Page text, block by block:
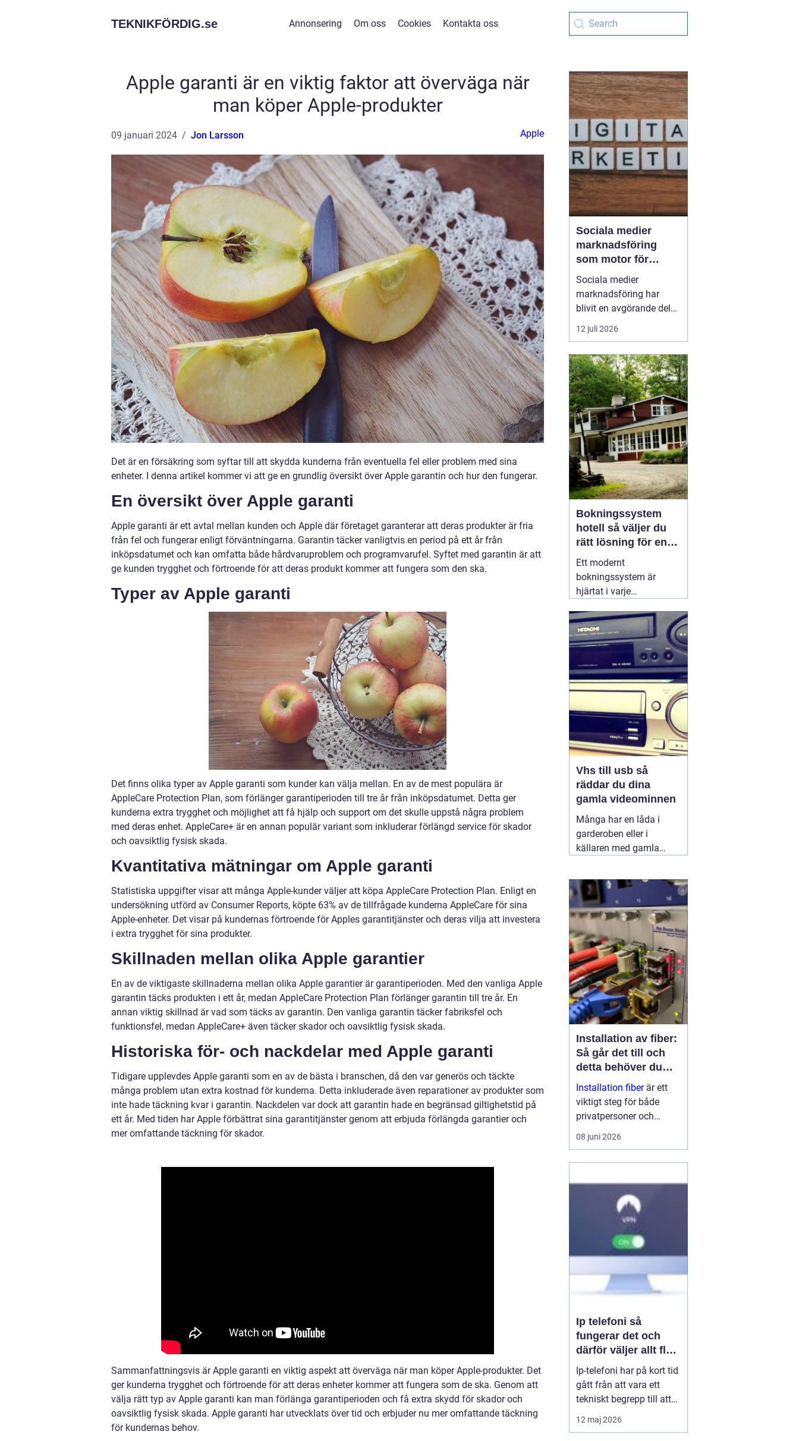
TEKNIKFÖRDIG.se Annonsering Om oss Cookies Kontakta oss
Apple garanti är en viktig faktor att överväga när
man köper Apple-produkter
09 januari 2024 Jon Larsson Apple
Det är en försäkring som syftar till att skydda kunderna från eventuella fel eller problem med sina
enheter. I denna artikel kommer vi att ge en grundlig översikt över Apple garantin och hur den fungerar.
En översikt över Apple garanti
Apple garanti är ett avtal mellan kunden och Apple där företaget garanterar att deras produkter är fria
från fel och fungerar enligt förväntningarna. Garantin täcker vanligtvis en period på ett år från
inköpsdatumet och kan omfatta både hårdvaruproblem och programvarufel. Syftet med garantin är att
ge kunden trygghet och förtroende för att deras produkt kommer att fungera som den ska.
Typer av Apple garanti
Det finns olika typer av Apple garanti som kunder kan välja mellan. En av de mest populära är
AppleCare Protection Plan, som förlänger garantiperioden till tre år från inköpsdatumet. Detta ger
kunderna extra trygghet och möjlighet att få hjälp och support om det skulle uppstå några problem
med deras enhet. AppleCare+ är en annan populär variant som inkluderar förlängd service för skador
och oavsiktlig fysisk skada.
Kvantitativa mätningar om Apple garanti
Statistiska uppgifter visar att många Apple-kunder väljer att köpa AppleCare Protection Plan. Enligt en
undersökning utförd av Consumer Reports, köpte 63% av de tillfrågade kunderna AppleCare för sina
Apple-enheter. Det visar på kundernas förtroende för Apples garantitjänster och deras vilja att investera
i extra trygghet för sina produkter.
Skillnaden mellan olika Apple garantier
En av de viktigaste skillnaderna mellan olika Apple garantier är garantiperioden. Med den vanliga Apple
garantin täcks produkten i ett år, medan AppleCare Protection Plan förlänger garantin till tre år. En
annan viktig skillnad är vad som täcks av garantin. Den vanliga garantin täcker fabriksfel och
funktionsfel, medan AppleCare+ även täcker skador och oavsiktlig fysisk skada.
Historiska för- och nackdelar med Apple garanti
Tidigare upplevdes Apple garanti som en av de bästa i branschen, då den var generös och täckte
många problem utan extra kostnad för kunderna. Detta inkluderade även reparationer av produkter som
inte hade täckning kvar i garantin. Nackdelen var dock att garantin hade en begränsad giltighetstid på
ett år. Med tiden har Apple förbättrat sina garantitjänster genom att erbjuda förlängda garantier och
mer omfattande täckning för skador.
Sammanfattningsvis är Apple garanti en viktig aspekt att överväga när man köper Apple-produkter. Det
ger kunderna trygghet och förtroende för att deras enheter kommer att fungera som de ska. Genom att
välja rätt typ av Apple garanti kan man förlänga garantiperioden och få extra skydd för skador och
oavsiktlig fysisk skada. Apple garanti har utvecklats över tid och erbjuder nu mer omfattande täckning
för kundernas behov.
Sociala medier
marknadsföring
som motor för
företagstillväxt
Sociala medier
marknadsföring har
blivit en avgörande del
av hur företag växer,
bygger förtroende och
att arbeta strukturerat
med innehåll,
annonsering och
uppföljning kan företag
s...
12 juli 2026
Bokningssystem
hotell så väljer du
rätt lösning för en
effektivare vardag
Ett modernt
bokningssystem är
hjärtat i varje
gäster förväntar sig
snabb onlinebokning,
smidig incheckning och
tydlig kommunikation,
räcker det inte längre
med excelark eller
manuella listor. Ett
genomtänkt30 juni
2026
Vhs till usb så
räddar du dina
gamla videominnen
Många har en låda i
garderoben eller i
källaren med gamla
första steg,
skolavslutningar och
födelsedagar. Spelaren
fungerar kanske inte
längre, och varje år som
går riskerar banden att
bli sämre. Genom att
föra11 juni 2026
Installation av fiber:
Så går det till och
detta behöver du
veta
Installation fiberär ett
viktigt steg för både
privatpersoner och
företag som vill ha
stabilt och snabbt
tekniker och bra
utrustning få...
08 juni 2026
Ip telefoni så
fungerar det och
därför väljer allt fler
företag att byta
Ip-telefoni har på kort tid
gått från att vara ett
tekniskt begrepp till att
bli standardlösning för
många företag och
12 maj 2026